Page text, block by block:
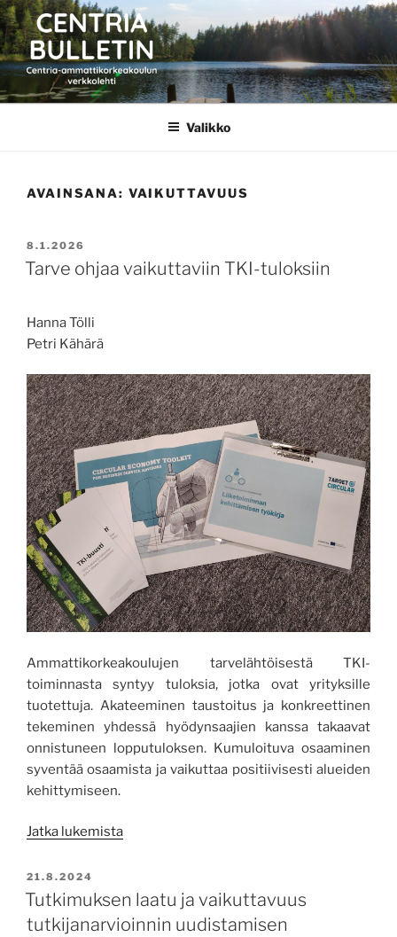
Siirry
sisältöön
CENTRIA BULLETIN
Valikko
AVAINSANA: VAIKUTTAVUUS
JULKAISTU
8.1.2026
Tarve ohjaa vaikuttaviin TKI-tuloksiin
Hanna Tölli
Petri Kähärä
Ammattikorkeakoulujen tarvelähtöisestä TKI-
toiminnasta syntyy tuloksia, jotka ovat yrityksille
tuotettuja. Akateeminen taustoitus ja konkreettinen
tekeminen yhdessä hyödynsaajien kanssa takaavat
onnistuneen lopputuloksen. Kumuloituva osaaminen
syventää osaamista ja vaikuttaa positiivisesti alueiden
kehittymiseen.
Jatka lukemista”Tarve
TKI-
tuloksiin”
JULKAISTU
21.8.2024
Tutkimuksen laatu ja vaikuttavuus
tutkijanarvioinnin uudistamisen